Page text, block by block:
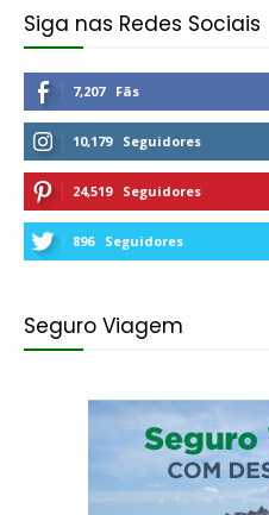
Siga nas Redes Sociais
7,207 Fãs
10,179 Seguidores
24,519 Seguidores
896 Seguidores
Seguro Viagem